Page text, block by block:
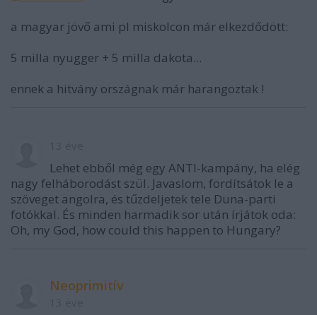
a magyar jövő ami pl miskolcon már elkezdődött:
5 milla nyugger + 5 milla dakota...
ennek a hitvány országnak már harangoztak !
Lehet ebből még egy ANTI-kampány, ha elég
nagy felháborodást szül. Javaslom, fordítsátok le a
szöveget angolra, és tűzdeljetek tele Duna-parti
fotókkal. És minden harmadik sor után írjátok oda:
Oh, my God, how could this happen to Hungary?
Neoprimitív